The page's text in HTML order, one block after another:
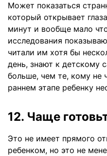
Может показаться
который открывает
минут и вообще мало
исследования
читали им хотя бы
день, знают к детскому
больше, чем те, кому не
раннем этапе ребенку
12. Чаще
Это не имеет прямого
ребенком, но это не